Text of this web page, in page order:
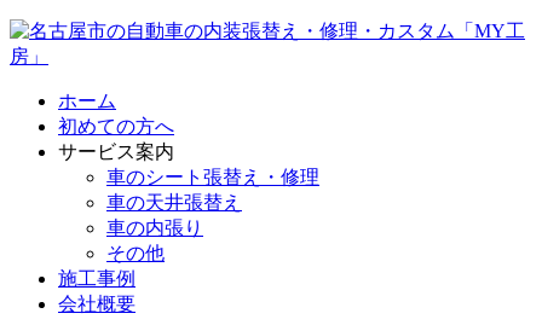
ホーム
初めての方へ
サービス案内
車のシート張替え・修理
車の天井張替え
車の内張り
その他
施工事例
会社概要